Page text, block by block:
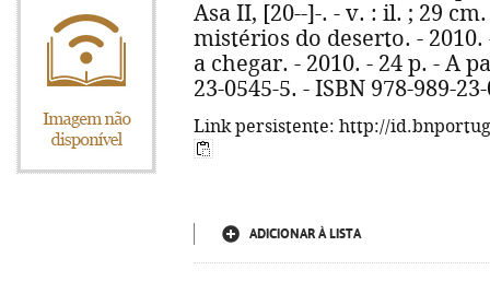
Asa II, [20--]-. - v. : il. ; 29
mistérios do deserto. - 2010.
a chegar. - 2010. - 24 p. - A
23-0545-5. - ISBN 978-989-
Link persistente: http://
ADICIONAR À LISTA